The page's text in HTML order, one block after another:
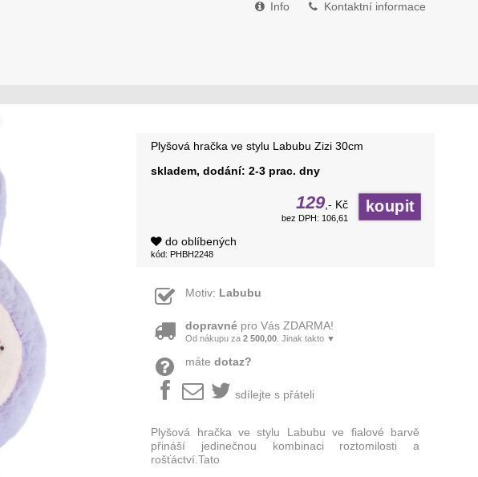
Plyšová hračka ve stylu Labubu Zizi 30cm
skladem, dodání: 2-3 prac. dny
129,- Kč
bez DPH: 106,61
do oblíbených
kód: PHBH2248
Motiv: Labubu
dopravné pro Vás ZDARMA!
Od nákupu za2 500,00 . Jinak takto ▼
mátedotaz?
sdílejte s přáteli
Plyšová hračka ve stylu Labubu ve fialové barvě
přináší jedinečnou kombinaci roztomilosti a
rošťáctví.Tato
Info Kontaktní informace